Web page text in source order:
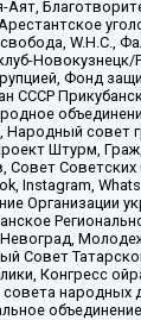
Аят,
W.H.С.,
Фонд
СССР
Народный совет
Штурм,
Советских
Instagram,
Организации
Совет
Конгресс
народных